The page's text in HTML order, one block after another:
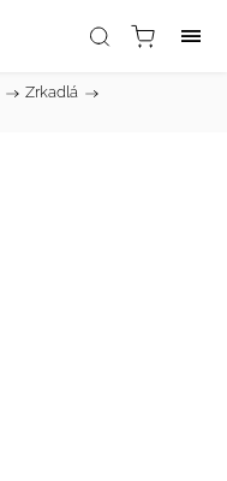
/ Zrkadlá /